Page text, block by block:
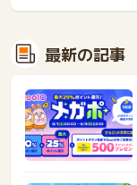
最新の記事